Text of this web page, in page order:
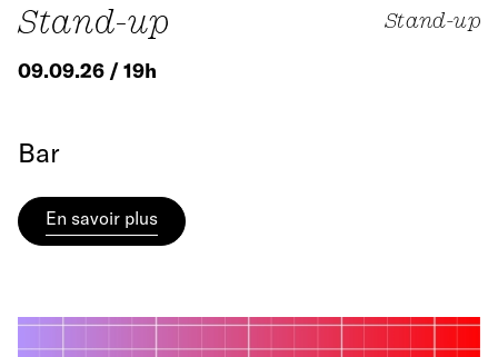
Stand-up Stand-up
09.09.26 / 19h
Bar
En savoir plus